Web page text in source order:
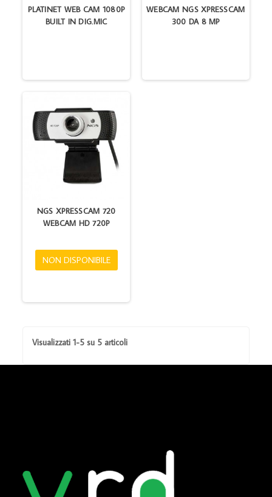
PLATINET WEB CAM 1080P
BUILT IN DIG.MIC
WEBCAM NGS XPRESSCAM
300 DA 8 MP
NGS XPRESSCAM 720
WEBCAM HD 720P
NON DISPONIBILE
Visualizzati 1-5 su 5 articoli